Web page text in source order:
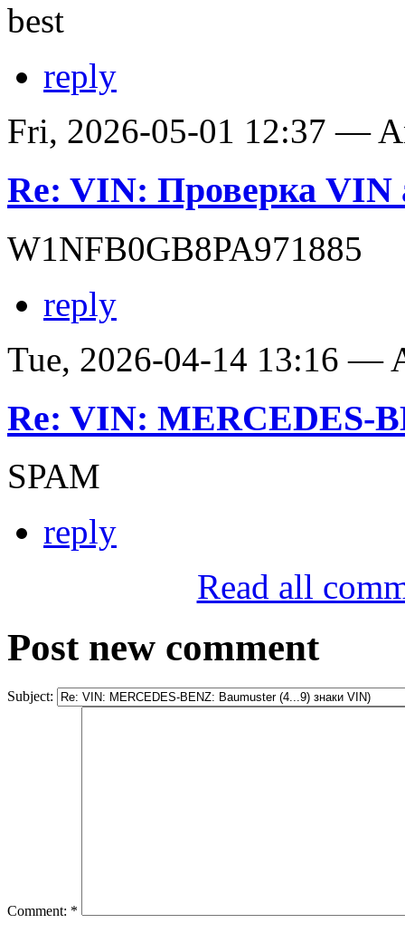
best
reply
Fri, 2026-05-01 12:37 —
Re: VIN: Проверка VIN
W1NFB0GB8PA971885
reply
Tue, 2026-04-14 13:16 —
Re: VIN: MERCEDES-
SPAM
reply
Read all
Post new comment
Subject:
Comment: *